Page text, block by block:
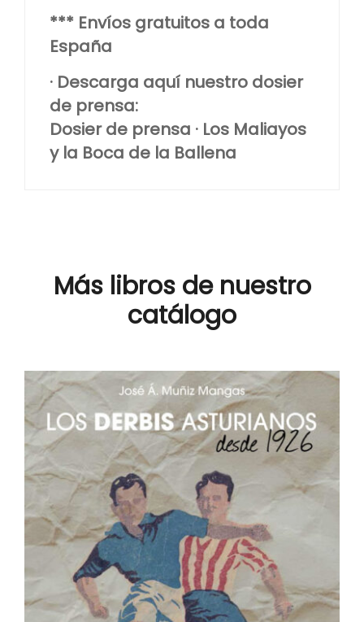
*** Envíos gratuitos a toda
España
· Descarga aquí nuestro dosier
de prensa:
Dosier de prensa · Los Maliayos
y la Boca de la Ballena
Más libros de nuestro
catálogo